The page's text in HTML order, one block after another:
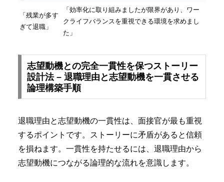
「残業が多す
ぎて退職」
「効率化に取り組みましたが限界があり、ワー
クライフバランスを重視できる環境を求めまし
た」
志望動機との完全一貫性を保つストーリー
設計法 – 退職理由と志望動機を一貫させる
論理構築手順
退職理由と志望動機の一貫性は、面接官が最も重視
するポイントです。ストーリーに矛盾があると信頼
を損ねます。一貫性を持たせるには、退職理由から
志望動機につながる論理的な流れを意識します。